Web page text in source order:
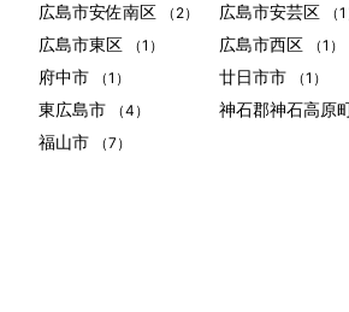
広島市安佐南区 （2） 広島市安芸区 （1
広島市東区 （1） 広島市西区 （1）
府中市 （1） 廿日市市 （1）
東広島市 （4） 神石郡神石高原
福山市 （7）